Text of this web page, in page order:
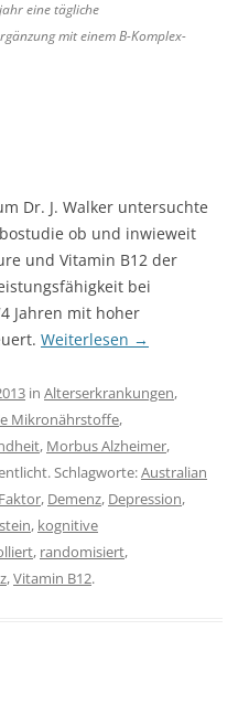
eine tägliche
mit einem B-Komplex-
Dr. J. Walker untersuchte
ob und inwieweit
und Vitamin B12 der
bei
Jahren mit hoher
Weiterlesen →
in Alterserkrankungen,
Mikronährstoffe,
, Morbus Alzheimer,
Schlagworte:Australian
, Demenz, Depression,
, kognitive
, randomisiert,
,Vitamin B12.